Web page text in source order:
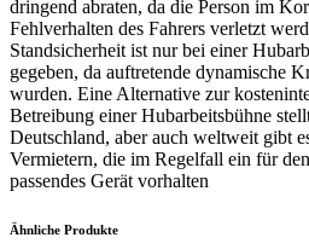
dringend abraten, da die Person im
Fehlverhalten des Fahrers verletzt
Standsicherheit ist nur bei einer
gegeben, da auftretende dynamische
wurden. Eine Alternative zur
Betreibung einer Hubarbeitsbühne
Deutschland, aber auch weltweit gibt
Vermietern, die im Regelfall ein für
passendes Gerät vorhalten
Ähnliche Produkte